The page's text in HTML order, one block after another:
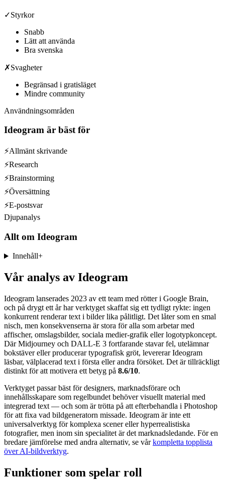
✓Styrkor
Snabb
Lätt att använda
Bra svenska
✗Svagheter
Begränsad i gratisläget
Mindre community
Användningsområden
Ideogram är bäst för
⚡Allmänt skrivande
⚡Research
⚡Brainstorming
⚡Översättning
⚡E-postsvar
Djupanalys
Allt om Ideogram
Innehåll+
Vår analys av Ideogram
Ideogram lanserades 2023 av ett team med rötter i Google Brain,
och på drygt ett år har verktyget skaffat sig ett tydligt rykte: ingen
konkurrent renderar text i bilder lika pålitligt. Det låter som en smal
nisch, men konsekvenserna är stora för alla som arbetar med
affischer, omslagsbilder, sociala medier-grafik eller logotypkoncept.
Där Midjourney och DALL-E 3 fortfarande stavar fel, utelämnar
bokstäver eller producerar typografisk gröt, levererar Ideogram
läsbar, välplacerad text i första eller andra försöket. Det är tillräckligt
distinkt för att motivera ett betyg på 8.6/10.
Verktyget passar bäst för designers, marknadsförare och
innehållsskapare som regelbundet behöver visuellt material med
integrerad text — och som är trötta på att efterbehandla i Photoshop
för att fixa vad bildgeneratorn missade. Ideogram är inte ett
universalverktyg för komplexa scener eller hyperrealistiska
fotografier, men inom sin specialitet är det marknadsledande. För en
bredare jämförelse med andra alternativ, se vårkompletta topplista
över AI-bildverktyg.
Funktioner som spelar roll